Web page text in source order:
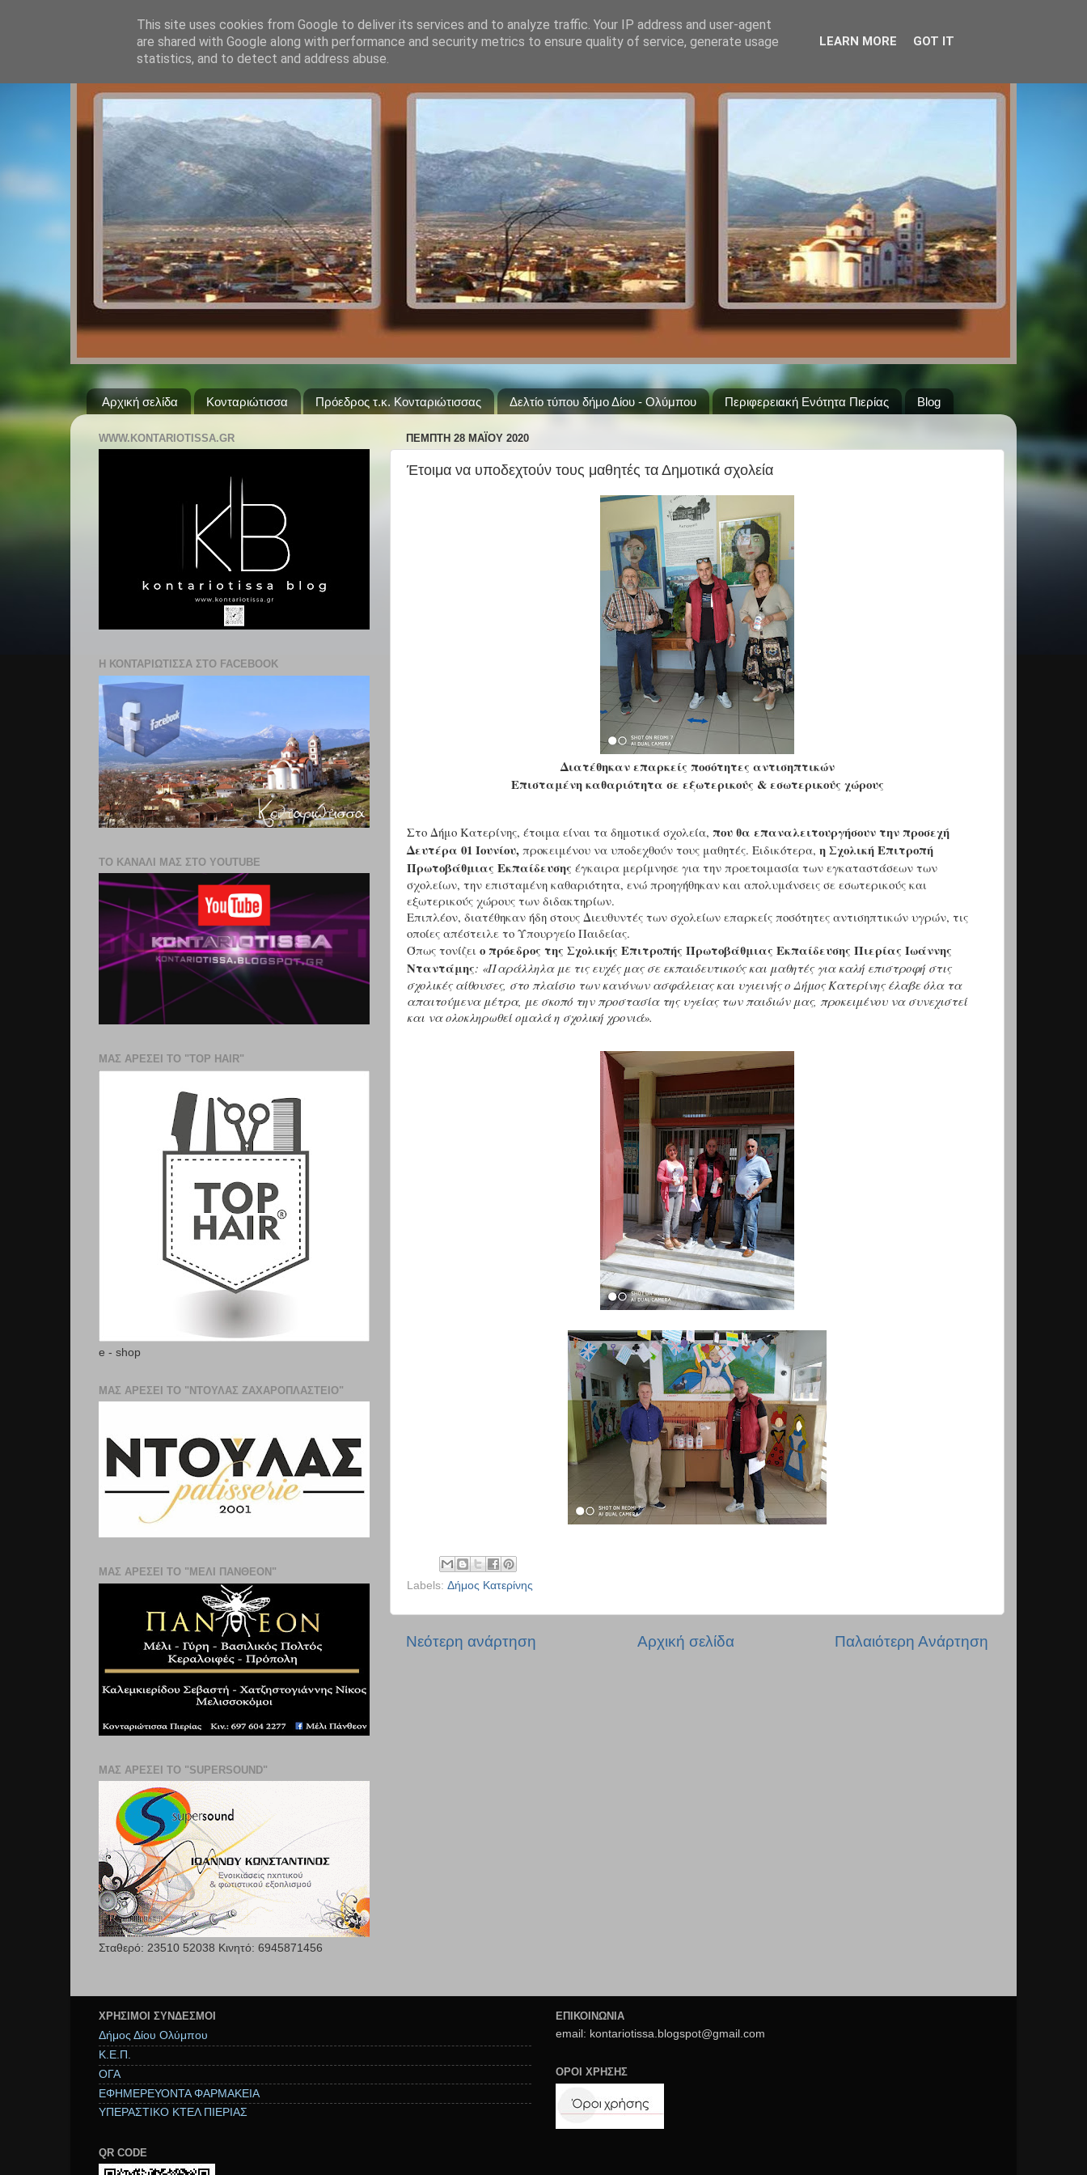
Αρχική σελίδα Κονταριώτισσα Πρόεδρος τ.κ. Κονταριώτισσας Δελτίο τύπου δήμο Δίου - Ολύμπου Περιφερειακή Ενότητα Πιερίας Blog
ΠΈΜΠΤΗ 28 ΜΑΪ́ΟΥ 2020
Έτοιμα να υποδεχτούν τους μαθητές τα Δημοτικά σχολεία
Διατέθηκαν επαρκείς ποσότητες αντισηπτικών
Επισταμένη καθαριότητα σε εξωτερικούς & εσωτερικούς χώρους
Στο Δήμο Κατερίνης, έτοιμα είναι τα δημοτικά σχολεία, που θα επαναλειτουργήσουν την προσεχή
Δευτέρα 01 Ιουνίου, προκειμένου να υποδεχθούν τους μαθητές. Ειδικότερα, η Σχολική Επιτροπή
Πρωτοβάθμιας Εκπαίδευσης έγκαιρα μερίμνησε για την προετοιμασία των εγκαταστάσεων των
σχολείων, την επισταμένη καθαριότητα, ενώ προηγήθηκαν και απολυμάνσεις σε εσωτερικούς και
εξωτερικούς χώρους των διδακτηρίων.
Επιπλέον, διατέθηκαν ήδη στους Διευθυντές των σχολείων επαρκείς ποσότητες αντισηπτικών υγρών, τις
οποίες απέστειλε το Υπουργείο Παιδείας.
Όπως τονίζει ο πρόεδρος της Σχολικής Επιτροπής Πρωτοβάθμιας Εκπαίδευσης Πιερίας Ιωάννης
Νταντάμης: «Παράλληλα με τις ευχές μας σε εκπαιδευτικούς και μαθητές για καλή επιστροφή στις
σχολικές αίθουσες, στο πλαίσιο των κανόνων ασφάλειας και υγιεινής ο Δήμος Κατερίνης έλαβε όλα τα
απαιτούμενα μέτρα, με σκοπό την προστασία της υγείας των παιδιών μας, προκειμένου να συνεχιστεί
και να ολοκληρωθεί ομαλά η σχολική χρονιά».
Labels: Δήμος Κατερίνης
Νεότερη ανάρτηση Παλαιότερη Ανάρτηση
Αρχική σελίδα
WWW.KONTARIOTISSA.GR
Η ΚΟΝΤΑΡΙΩΤΙΣΣΑ ΣΤΟ FACEBOOK
ΤΟ ΚΑΝΑΛΙ ΜΑΣ ΣΤΟ YOUTUBE
ΜΑΣ ΑΡΕΣΕΙ ΤΟ "TOP HAIR"
e - shop
ΜΑΣ ΑΡΕΣΕΙ ΤΟ "ΝΤΟΥΛΑΣ ΖΑΧΑΡΟΠΛΑΣΤΕΊΟ"
ΜΑΣ ΑΡΕΣΕΙ ΤΟ "ΜΕΛΙ ΠΑΝΘΕΟΝ"
ΜΑΣ ΑΡΕΣΕΙ ΤΟ "SUPERSOUND"
Σταθερό: 23510 52038 Κινητό: 6945871456
ΧΡΉΣΙΜΟΙ ΣΥΝΔΕΣΜΟΙ
Δήμος Δίου Ολύμπου
Κ.Ε.Π.
ΟΓΑ
ΕΦΗΜΕΡΕΥΟΝΤΑ ΦΑΡΜΑΚΕΙΑ
ΥΠΕΡΑΣΤΙΚΟ ΚΤΕΛ ΠΙΕΡΙΑΣ
QR CODE
ΕΠΙΚΟΙΝΩΝΙΑ
email: kontariotissa.blogspot@gmail.com
ΟΡΟΙ ΧΡΗΣΗΣ
This site uses cookies from Google to deliver its services and to analyze traffic. Your IP address and user-agent
are shared with Google along with performance and security metrics to ensure quality of service, generate usage
statistics, and to detect and address abuse.
LEARN MORE GOT IT